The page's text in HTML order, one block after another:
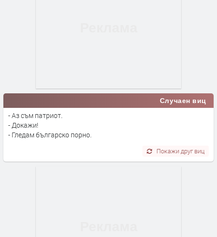
Случаен виц
- Аз съм патриот.
- Докажи!
- Гледам българско порно.
Покажи друг виц